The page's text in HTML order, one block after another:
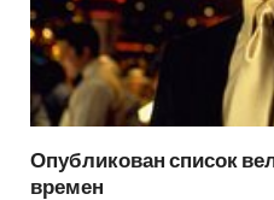
Опубликован список
времен